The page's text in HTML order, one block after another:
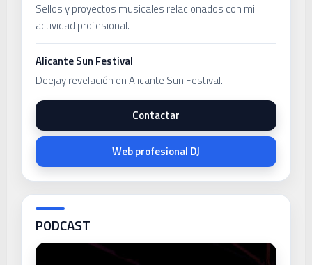
Sellos y proyectos musicales relacionados con mi
actividad profesional.
Alicante Sun Festival
Deejay revelación en Alicante Sun Festival.
Contactar
Web profesional DJ
PODCAST